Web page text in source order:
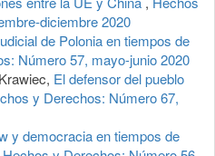
diciembre 2020
de Polonia en tiempos de
Número 57, mayo-junio 2020
El defensor del pueblo
y Derechos: Número 67,
y democracia en tiempos de